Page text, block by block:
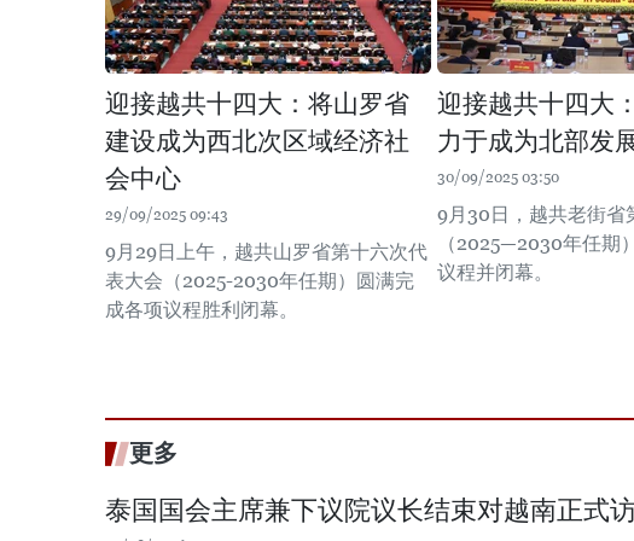
迎接越共十四大：将山罗省
建设成为西北次区域经济社
会中心
29/09/2025 09:43
9月29日上午，越共山罗省第十六次代
表大会（2025-2030年任期）圆满完
成各项议程胜利闭幕。
迎接越共十四大
力于成为北部发
30/09/2025 03:50
9月30日，越共老街省
（2025—2030年任期
议程并闭幕。
更多
泰国国会主席兼下议院议长结束对越南正式